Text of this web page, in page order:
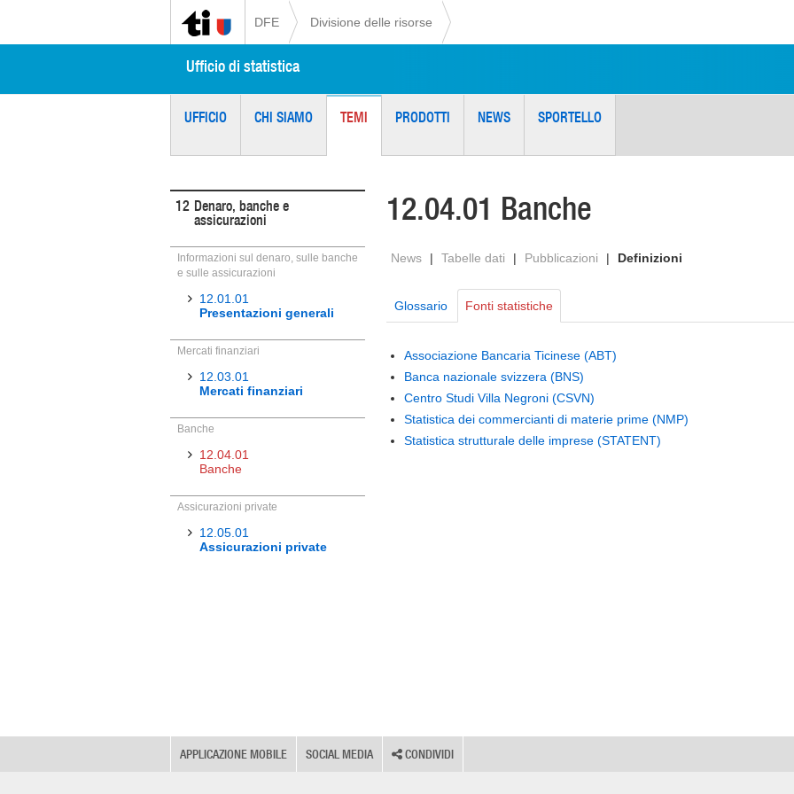
DFE Divisione delle risorse
Ufficio di statistica
UFFICIO CHI SIAMO TEMI PRODOTTI NEWS SPORTELLO
12 Denaro, banche e
assicurazioni
Informazioni sul denaro, sulle banche
e sulle assicurazioni
12.01.01
Presentazioni generali
Mercati finanziari
12.03.01
Mercati finanziari
Banche
12.04.01
Banche
Assicurazioni private
12.05.01
Assicurazioni private
12.04.01 Banche
News | Tabelle dati | Pubblicazioni | Definizioni
Glossario Fonti statistiche
Associazione Bancaria Ticinese (ABT)
Banca nazionale svizzera (BNS)
Centro Studi Villa Negroni (CSVN)
Statistica dei commercianti di materie prime (NMP)
Statistica strutturale delle imprese (STATENT)
APPLICAZIONE MOBILE SOCIAL MEDIA CONDIVIDI